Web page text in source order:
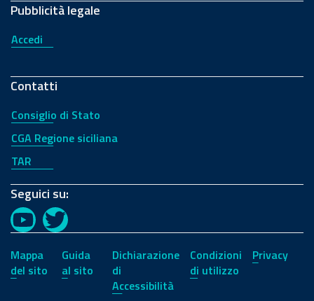
Pubblicità legale
Accedi
Contatti
Consiglio di Stato
CGA Regione siciliana
TAR
Seguici su:
YouTubeTwitter
Mappa
del sito
Guida
al sito
Dichiarazione
di
Accessibilità
Condizioni
di utilizzo
Privacy